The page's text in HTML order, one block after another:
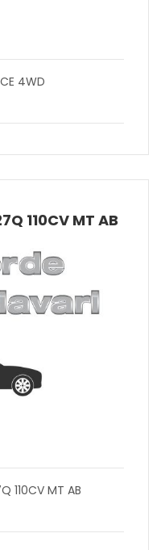
4WD
110CV MT AB
110CV MT AB